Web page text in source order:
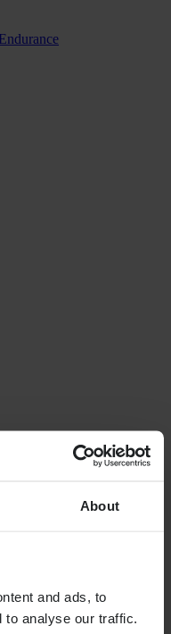
About
and ads, to
to analyse our traffic.